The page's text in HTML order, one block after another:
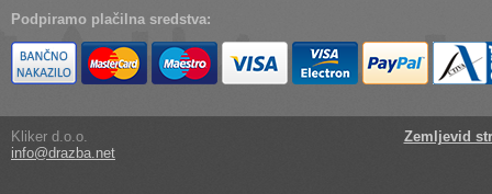
Podpiramo plačilna sredstva:
Kliker d.o.o.
info@drazba.net
Zemljevid